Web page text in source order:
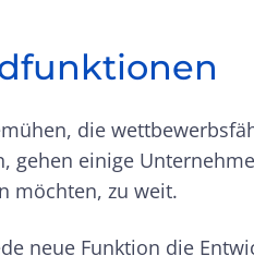
die
gehen einige
möchten, zu weit.
neue Funktion die